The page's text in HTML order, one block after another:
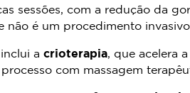
sessões, com a redução da
não é um procedimento invasivo
a crioterapia, que acelera
com massagem